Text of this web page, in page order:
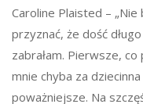
Caroline Plaisted – „Nie
przyznać, że dość
zabrałam. Pierwsze,
mnie chyba za
poważniejsze. Na